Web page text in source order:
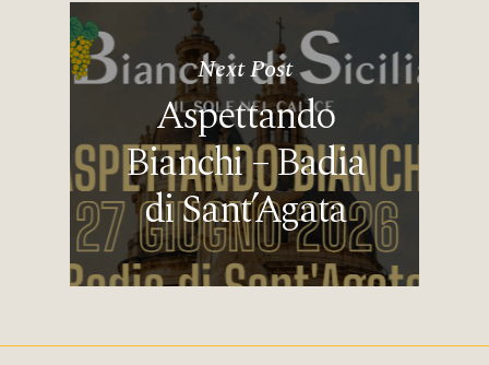
Next Post
Aspettando
Bianchi – Badia
di Sant’Agata